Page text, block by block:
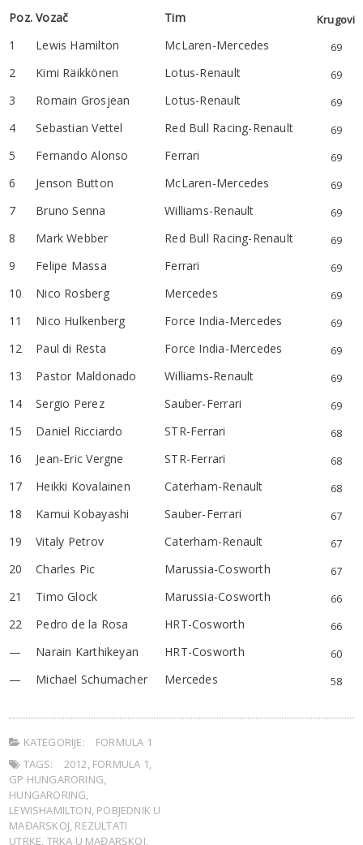
Poz. Vozač Tim Krugovi
1 Lewis Hamilton McLaren-Mercedes 69
2 Kimi Räikkönen Lotus-Renault 69
3 Romain Grosjean Lotus-Renault 69
4 Sebastian Vettel Red Bull Racing-Renault 69
5 Fernando Alonso Ferrari 69
6 Jenson Button McLaren-Mercedes 69
7 Bruno Senna Williams-Renault 69
8 Mark Webber Red Bull Racing-Renault 69
9 Felipe Massa Ferrari 69
10 Nico Rosberg Mercedes 69
11 Nico Hulkenberg Force India-Mercedes 69
12 Paul di Resta Force India-Mercedes 69
13 Pastor Maldonado Williams-Renault 69
14 Sergio Perez Sauber-Ferrari 69
15 Daniel Ricciardo STR-Ferrari 68
16 Jean-Eric Vergne STR-Ferrari 68
17 Heikki Kovalainen Caterham-Renault 68
18 Kamui Kobayashi Sauber-Ferrari 67
19 Vitaly Petrov Caterham-Renault 67
20 Charles Pic Marussia-Cosworth 67
21 Timo Glock Marussia-Cosworth 66
22 Pedro de la Rosa HRT-Cosworth 66
— Narain Karthikeyan HRT-Cosworth 60
— Michael Schumacher Mercedes 58
KATEGORIJE:
FORMULA 1
TAGS:
2012, FORMULA 1,
GP HUNGARORING,
HUNGARORING,
LEWISHAMILTON, POBJEDNIK U
MAĐARSKOJ, REZULTATI
UTRKE, TRKA U MAĐARSKOJ,